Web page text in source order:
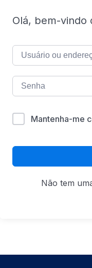
Olá, bem-vindo
Mantenha-me
Não tem